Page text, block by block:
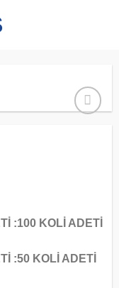
:100 KOLİ ADETİ
:50 KOLİ ADETİ